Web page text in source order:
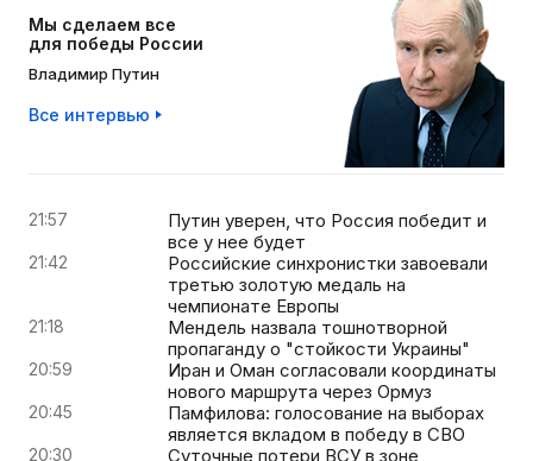
Мы сделаем все
для победы России
Владимир Путин
Все интервью
21:57
Путин уверен, что Россия победит и
все у нее будет
21:42
Российские синхронистки завоевали
третью золотую медаль на
чемпионате Европы
21:18
Мендель назвала тошнотворной
пропаганду о "стойкости Украины"
20:59
Иран и Оман согласовали координаты
нового маршрута через Ормуз
20:45
Памфилова: голосование на выборах
является вкладом в победу в СВО
20:30
Суточные потери ВСУ в зоне